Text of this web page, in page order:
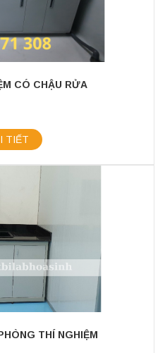
CÓ CHẬU RỬA
TIẾT
THÍ NGHIỆM